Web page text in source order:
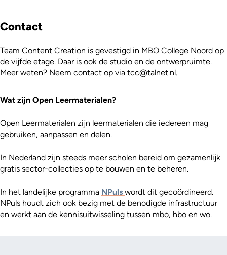
Contact
Team Content Creation is gevestigd in MBO College Noord op
de vijfde etage. Daar is ook de studio en de ontwerpruimte.
Meer weten? Neem contact op via tcc@talnet.nl.
Wat zijn Open Leermaterialen?
Open Leermaterialen zijn leermaterialen die iedereen mag
gebruiken, aanpassen en delen.
In Nederland zijn steeds meer scholen bereid om gezamenlijk
gratis sector-collecties op te bouwen en te beheren.
In het landelijke programma NPuls wordt dit gecoördineerd.
NPuls houdt zich ook bezig met de benodigde infrastructuur
en werkt aan de kennisuitwisseling tussen mbo, hbo en wo.